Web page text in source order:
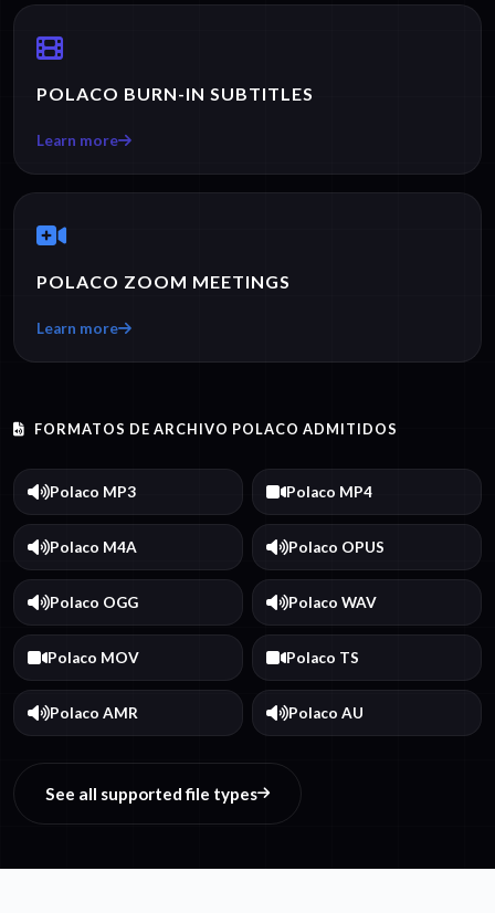
POLACO BURN-IN SUBTITLES
Learn more
POLACO ZOOM MEETINGS
Learn more
FORMATOS DE ARCHIVO POLACO ADMITIDOS
Polaco MP3 Polaco MP4
Polaco M4A Polaco OPUS
Polaco OGG Polaco WAV
Polaco MOV Polaco TS
Polaco AMR Polaco AU
See all supported file types